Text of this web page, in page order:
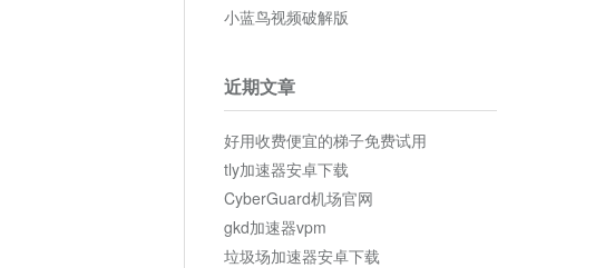
小蓝鸟视频破解版
近期文章
好用收费便宜的梯子免费试用
tly加速器安卓下载
CyberGuard机场官网
gkd加速器vpm
垃圾场加速器安卓下载